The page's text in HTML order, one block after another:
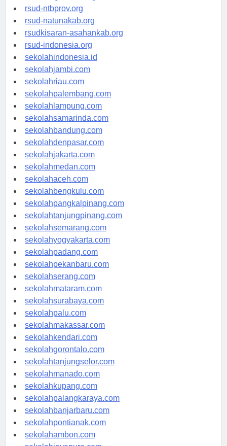
rsud-langsakota.org
rsud-ntbprov.org
rsud-natunakab.org
rsudkisaran-asahankab.org
rsud-indonesia.org
sekolahindonesia.id
sekolahjambi.com
sekolahriau.com
sekolahpalembang.com
sekolahlampung.com
sekolahsamarinda.com
sekolahbandung.com
sekolahdenpasar.com
sekolahjakarta.com
sekolahmedan.com
sekolahaceh.com
sekolahbengkulu.com
sekolahpangkalpinang.com
sekolahtanjungpinang.com
sekolahsemarang.com
sekolahyogyakarta.com
sekolahpadang.com
sekolahpekanbaru.com
sekolahserang.com
sekolahmataram.com
sekolahsurabaya.com
sekolahpalu.com
sekolahmakassar.com
sekolahkendari.com
sekolahgorontalo.com
sekolahtanjungselor.com
sekolahmanado.com
sekolahkupang.com
sekolahpalangkaraya.com
sekolahbanjarbaru.com
sekolahpontianak.com
sekolahambon.com